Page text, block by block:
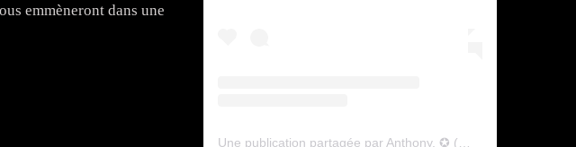
emmèneront dans une